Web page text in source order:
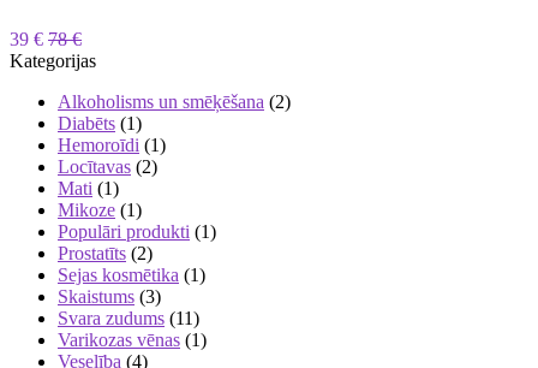
39 € 78 €
Kategorijas
Alkoholisms un smēķēšana (2)
Diabēts (1)
Hemoroīdi (1)
Locītavas (2)
Mati (1)
Mikoze (1)
Populāri produkti (1)
Prostatīts (2)
Sejas kosmētika (1)
Skaistums (3)
Svara zudums (11)
Varikozas vēnas (1)
Veselība (4)